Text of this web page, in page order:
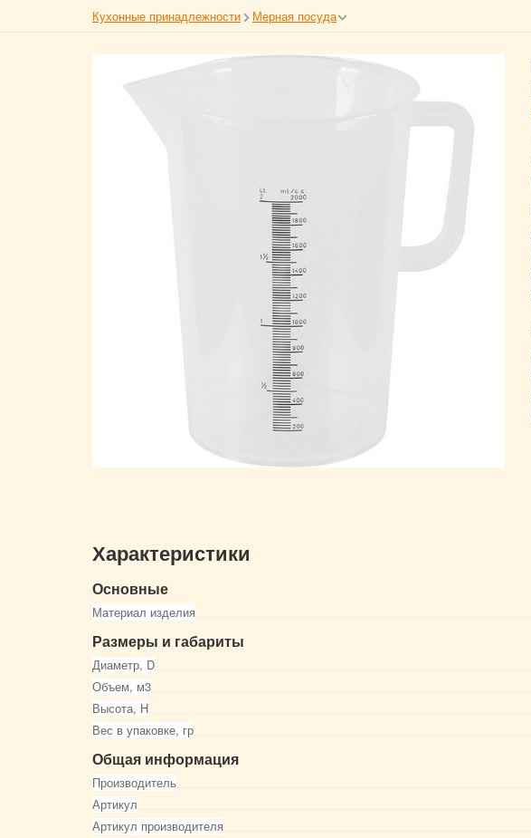
Кухонные принадлежности Мерная посуда
Характеристики
Основные
Материал изделия
Размеры и габариты
Диаметр, D
Объем, м3
Высота, Н
Вес в упаковке, гр
Общая информация
Производитель
Артикул
Артикул производителя